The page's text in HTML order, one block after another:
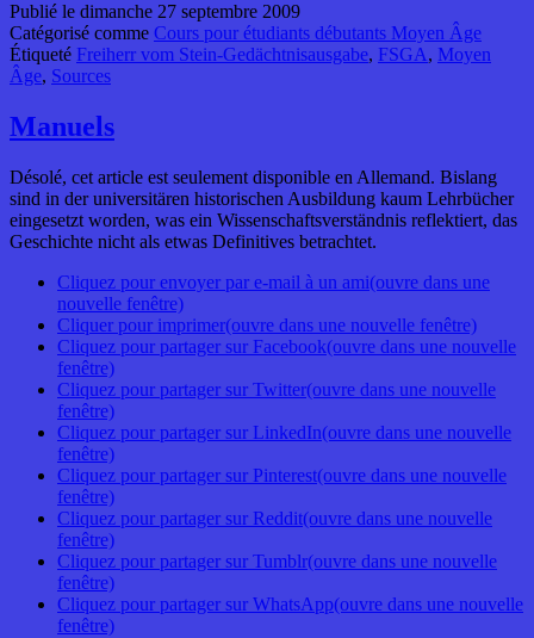
Publié le dimanche 27 septembre 2009
Catégorisé comme Cours pour étudiants débutants Moyen Âge
Étiqueté Freiherr vom Stein-Gedächtnisausgabe, FSGA, Moyen
Âge, Sources
Manuels
Désolé, cet article est seulement disponible en Allemand. Bislang
sind in der universitären historischen Ausbildung kaum Lehrbücher
eingesetzt worden, was ein Wissenschaftsverständnis reflektiert, das
Geschichte nicht als etwas Definitives betrachtet.
Cliquez pour envoyer par e-mail à un ami(ouvre dans une
nouvelle fenêtre)
Cliquer pour imprimer(ouvre dans une nouvelle fenêtre)
Cliquez pour partager sur Facebook(ouvre dans une nouvelle
fenêtre)
Cliquez pour partager sur Twitter(ouvre dans une nouvelle
fenêtre)
Cliquez pour partager sur LinkedIn(ouvre dans une nouvelle
fenêtre)
Cliquez pour partager sur Pinterest(ouvre dans une nouvelle
fenêtre)
Cliquez pour partager sur Reddit(ouvre dans une nouvelle
fenêtre)
Cliquez pour partager sur Tumblr(ouvre dans une nouvelle
fenêtre)
Cliquez pour partager sur WhatsApp(ouvre dans une nouvelle
fenêtre)